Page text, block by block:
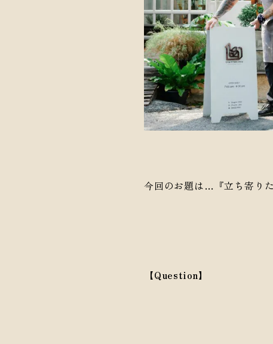
今回のお題は…『立ち寄り
【Question】